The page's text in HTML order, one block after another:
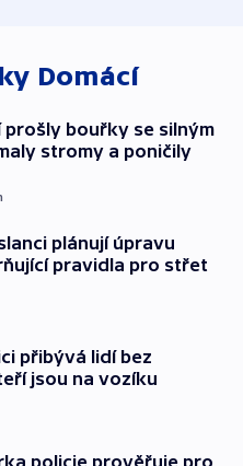
Domácí
prošly bouřky se silným
stromy a poničily
plánují úpravu
pravidla pro střet
přibývá lidí bez
jsou na vozíku
policie prověřuje pro